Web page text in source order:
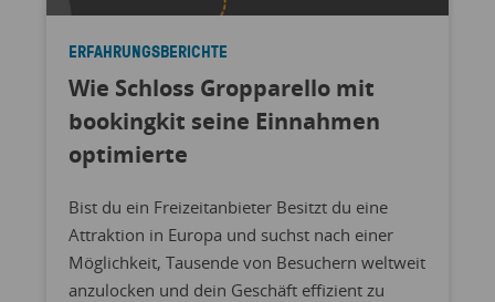
ERFAHRUNGSBERICHTE
Wie Schloss Gropparello mit
bookingkit seine Einnahmen
optimierte
Bist du ein Freizeitanbieter Besitzt du eine
Attraktion in Europa und suchst nach einer
Möglichkeit, Tausende von Besuchern weltweit
anzulocken und dein Geschäft effizient zu